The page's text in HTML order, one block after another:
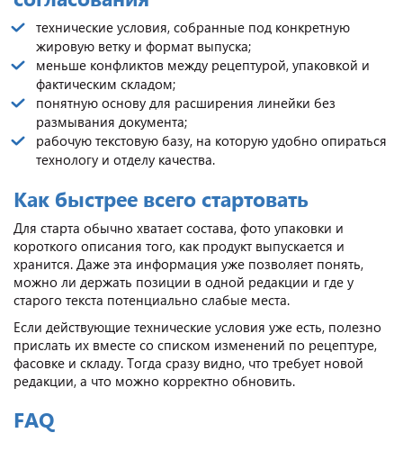
технические условия, собранные под конкретную
жировую ветку и формат выпуска;
меньше конфликтов между рецептурой, упаковкой и
фактическим складом;
понятную основу для расширения линейки без
размывания документа;
рабочую текстовую базу, на которую удобно опираться
технологу и отделу качества.
Как быстрее всего стартовать
Для старта обычно хватает состава, фото упаковки и
короткого описания того, как продукт выпускается и
хранится. Даже эта информация уже позволяет понять,
можно ли держать позиции в одной редакции и где у
старого текста потенциально слабые места.
Если действующие технические условия уже есть, полезно
прислать их вместе со списком изменений по рецептуре,
фасовке и складу. Тогда сразу видно, что требует новой
редакции, а что можно корректно обновить.
FAQ